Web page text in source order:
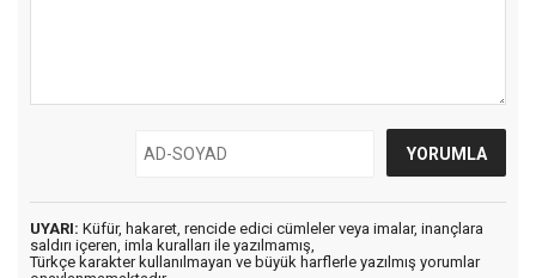
UYARI: Küfür, hakaret, rencide edici cümleler veya imalar, inançlara
saldırı içeren, imla kuralları ile yazılmamış,
Türkçe karakter kullanılmayan ve büyük harflerle yazılmış yorumlar